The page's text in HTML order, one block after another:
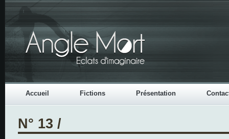
Accueil Fictions Présentation
N° 13 /